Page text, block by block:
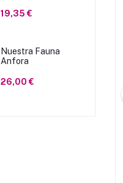
19,35 €
Nuestra Fauna
Anfora
26,00 €